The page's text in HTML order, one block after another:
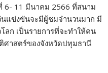
6- 11 มีนาคม 2566 ที่สนาม
แข่งขันจะมีผู้ชมจำนวนมาก มี
ลก เป็นรายการที่จะทำให้คน
ศาสตร์ของจังหวัดปทุมธานี